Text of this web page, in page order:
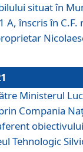
situat în
A, înscris în
Ministerul
Compania
Tehnologic